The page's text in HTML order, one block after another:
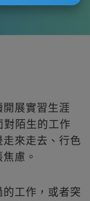
展實習生涯
陌生的工作
來走去、行色
慮。
工作，或者突